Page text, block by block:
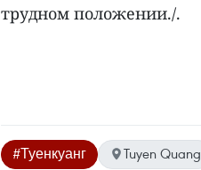
трудном положении./.
#Туенкуанг Tuyen Quang